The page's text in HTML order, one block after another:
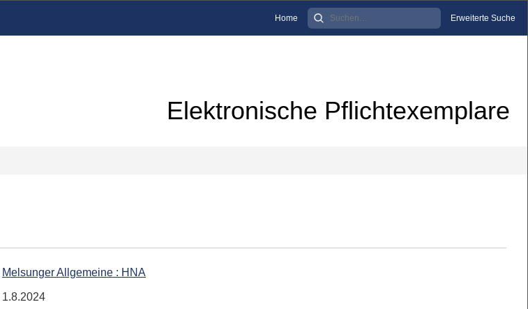
Home Erweiterte Suche
Elektronische Pflichtexemplare
Melsunger Allgemeine : HNA
1.8.2024